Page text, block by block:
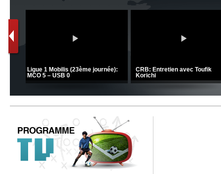
CRB: Entretien avec Toufik
Korichi
Ligue 1 Mobilis (23ème journée):
MCO 5 – USB 0